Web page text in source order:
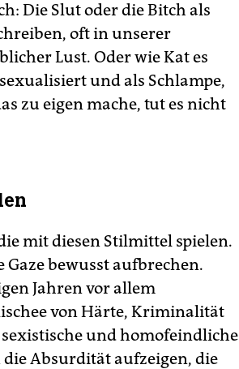
Die Slut oder die Bitch als
oft in unserer
Lust. Oder wie Kat es
und als Schlampe,
zu eigen mache, tut es nicht
mit diesen Stilmittel spielen.
Gaze bewusst aufbrechen.
Jahren vor allem
von Härte, Kriminalität
und homofeindliche
Absurdität aufzeigen, die